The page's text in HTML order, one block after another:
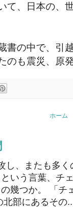
て、日本の、
書の中で、引
のも震災、原
ホーム
し、またも多
いう言葉、チ
幾つか。 「チ
北部にあるその